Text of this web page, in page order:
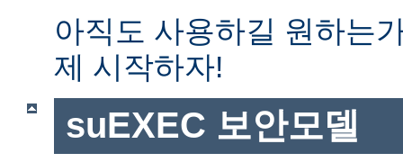
아직도 사용하길 원하는
제 시작하자!
suEXEC 보안모델